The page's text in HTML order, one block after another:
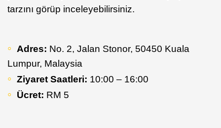
tarzını görüp inceleyebilirsiniz.
Adres: No. 2, Jalan Stonor, 50450 Kuala
Lumpur, Malaysia
Ziyaret Saatleri: 10:00 – 16:00
Ücret: RM 5